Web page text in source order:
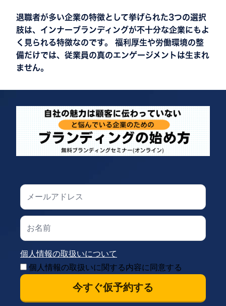
退職者が多い企業の特徴として挙げられた3つの選択
肢は、インナーブランディングが不十分な企業にもよ
く見られる特徴なのです。 福利厚生や労働環境の整
備だけでは、従業員の真のエンゲージメントは生まれ
ません。
個人情報の取扱いについて
個人情報の取扱いに関する内容に同意する
今すぐ仮予約する